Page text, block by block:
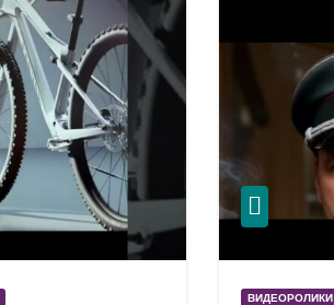
ВИДЕОРОЛИКИ